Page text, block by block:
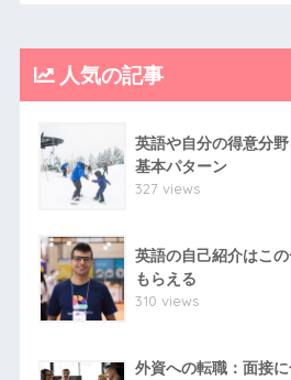
人気の記事
英語や自分の得意分
基本パターン
327 views
英語の自己紹介はこ
もらえる
310 views
外資への転職：面接